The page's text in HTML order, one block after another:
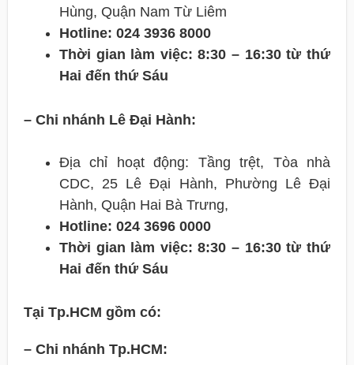
Hùng, Quận Nam Từ Liêm
Hotline: 024 3936 8000
Thời gian làm việc: 8:30 – 16:30 từ thứ
Hai đến thứ Sáu
– Chi nhánh Lê Đại Hành:
Địa chỉ hoạt động: Tầng trệt, Tòa nhà
CDC, 25 Lê Đại Hành, Phường Lê Đại
Hành, Quận Hai Bà Trưng,
Hotline: 024 3696 0000
Thời gian làm việc: 8:30 – 16:30 từ thứ
Hai đến thứ Sáu
Tại Tp.HCM gồm có:
– Chi nhánh Tp.HCM: